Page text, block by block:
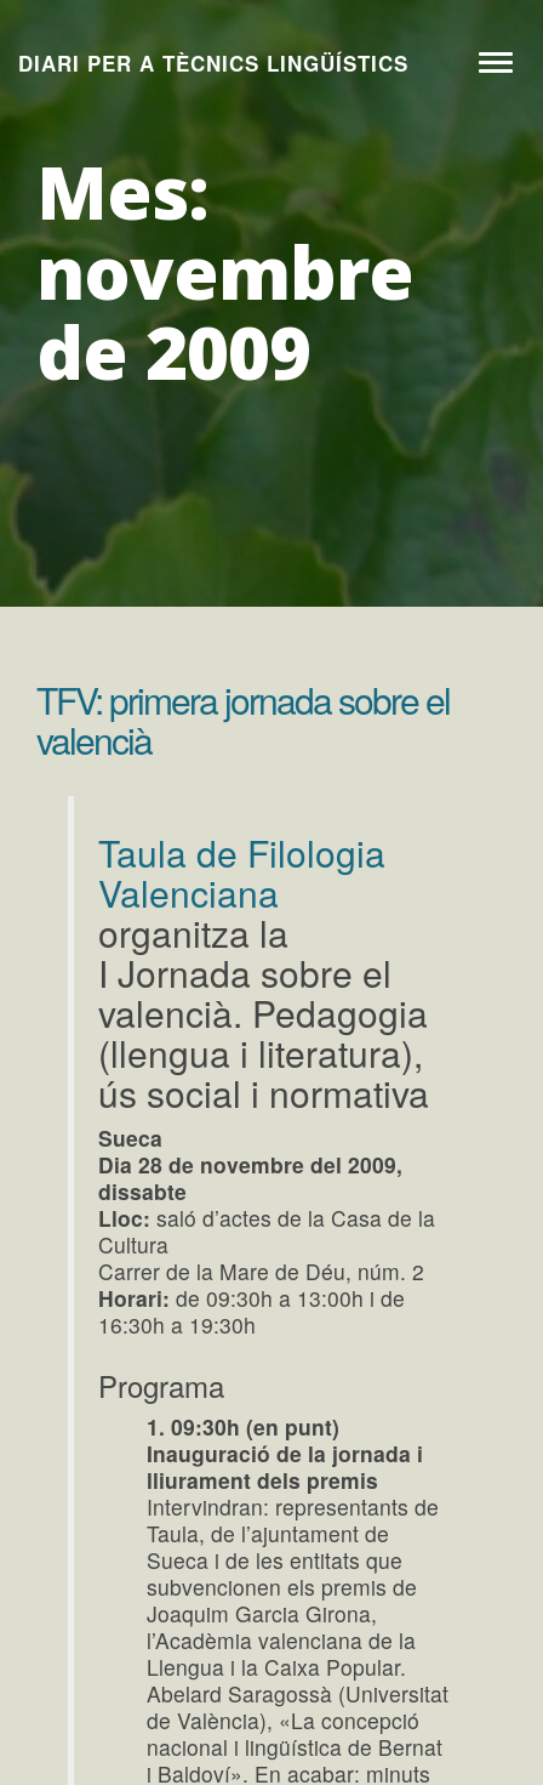
contingut
DIARI PER A TÈCNICS LINGÜÍSTICS
Mes:
novembre
de 2009
TFV: primera jornada sobre el
valencià
Taula de Filologia
Valenciana
organitza la
I Jornada sobre el
valencià. Pedagogia
(llengua i literatura),
ús social i normativa
Sueca
Dia 28 de novembre del 2009,
dissabte
Lloc: saló d’actes de la Casa de la
Cultura
Carrer de la Mare de Déu, núm. 2
Horari: de 09:30h a 13:00h i de
16:30h a 19:30h
Programa
1. 09:30h (en punt)
Inauguració de la jornada i
lliurament dels premis
Intervindran: representants de
Taula, de l’ajuntament de
Sueca i de les entitats que
subvencionen els premis de
Joaquim Garcia Girona,
l’Acadèmia valenciana de la
Llengua i la Caixa Popular.
Abelard Saragossà (Universitat
de València), «La concepció
nacional i lingüística de Bernat
i Baldoví». En acabar: minuts